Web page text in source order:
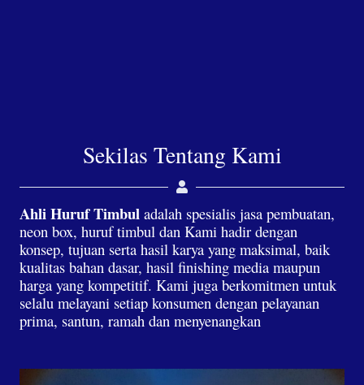
Sekilas Tentang Kami
Ahli Huruf Timbul adalah spesialis jasa pembuatan,
neon box, huruf timbul dan Kami hadir dengan
konsep, tujuan serta hasil karya yang maksimal, baik
kualitas bahan dasar, hasil finishing media maupun
harga yang kompetitif. Kami juga berkomitmen untuk
selalu melayani setiap konsumen dengan pelayanan
prima, santun, ramah dan menyenangkan